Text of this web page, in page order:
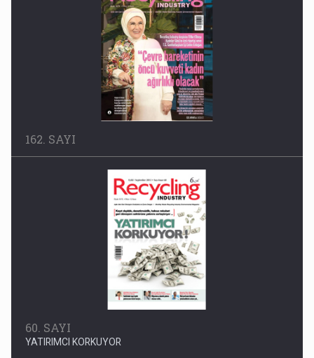
162. SAYI
60. SAYI
YATIRIMCI KORKUYOR